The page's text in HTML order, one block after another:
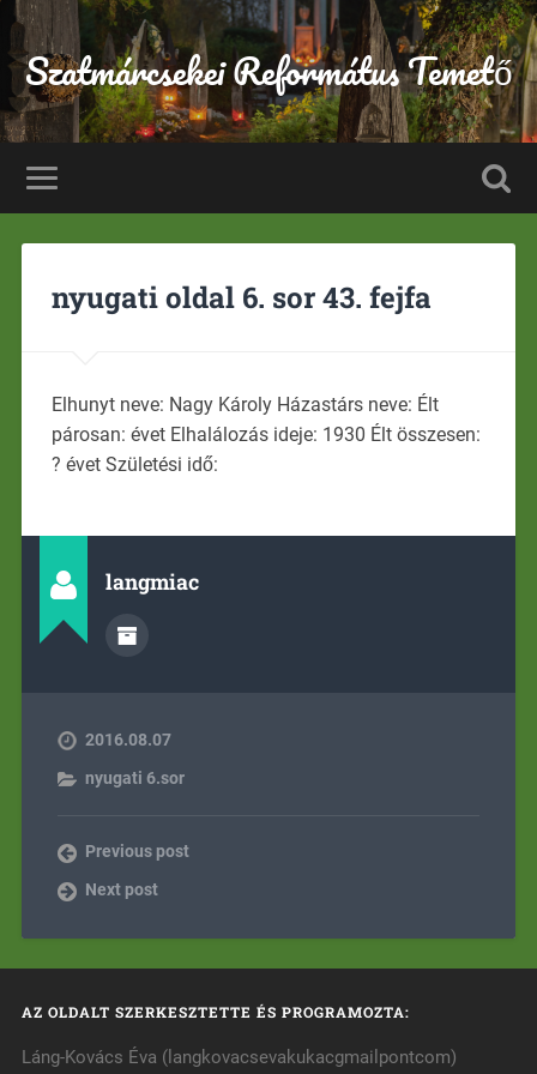
Szatmárcsekei Református Temető
nyugati oldal 6. sor 43. fejfa
Elhunyt neve: Nagy Károly Házastárs neve: Élt
párosan: évet Elhalálozás ideje: 1930 Élt összesen:
? évet Születési idő:
langmiac
2016.08.07
nyugati 6.sor
Previous post
Next post
AZ OLDALT SZERKESZTETTE ÉS PROGRAMOZTA:
Láng-Kovács Éva (langkovacsevakukacgmailpontcom)